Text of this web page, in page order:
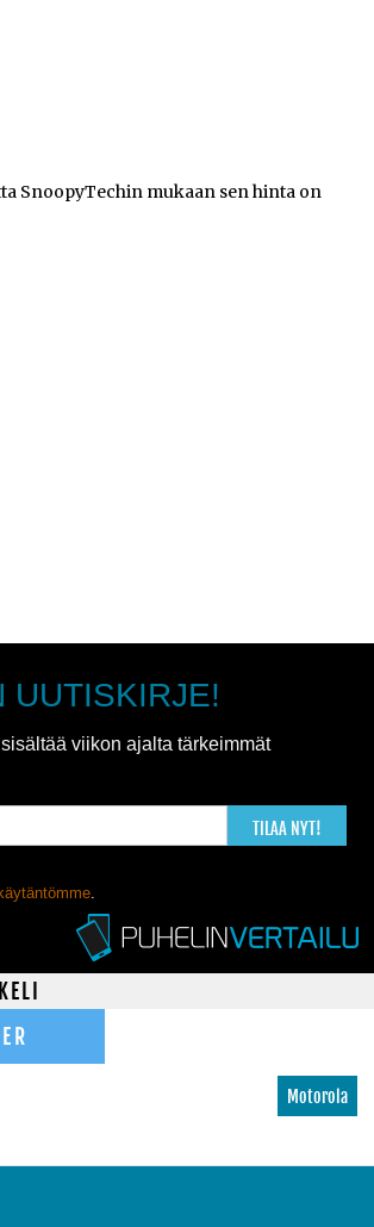
SnoopyTechin mukaan sen hinta on
UUTISKIRJE!
viikon ajalta tärkeimmät
TILAA NYT!
.
Motorola